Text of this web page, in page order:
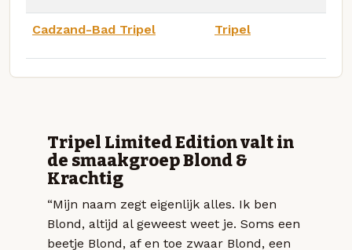
Cadzand-Bad Tripel Tripel
Tripel Limited Edition valt in
de smaakgroep Blond &
Krachtig
“Mijn naam zegt eigenlijk alles. Ik ben
Blond, altijd al geweest weet je. Soms een
beetje Blond, af en toe zwaar Blond, een